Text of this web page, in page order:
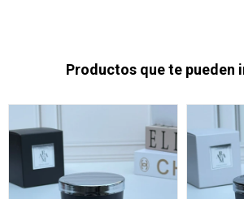
Productos que te pueden